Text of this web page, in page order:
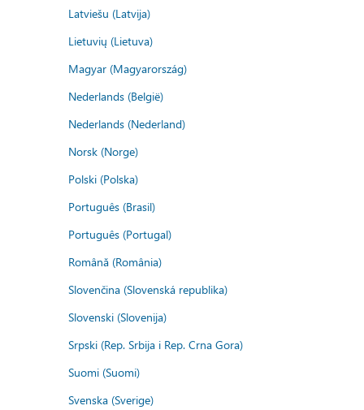
Latviešu (Latvija)
Lietuvių (Lietuva)
Magyar (Magyarország)
Nederlands (België)
Nederlands (Nederland)
Norsk (Norge)
Polski (Polska)
Português (Brasil)
Português (Portugal)
Română (România)
Slovenčina (Slovenská republika)
Slovenski (Slovenija)
Srpski (Rep. Srbija i Rep. Crna Gora)
Suomi (Suomi)
Svenska (Sverige)